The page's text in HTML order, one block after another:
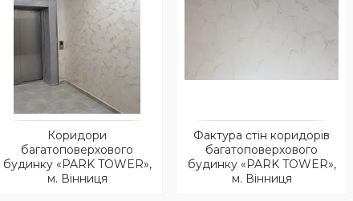
Коридори
багатоповерхового
будинку «PARK TOWER»,
м. Вінниця
Фактура стін коридорів
багатоповерхового
будинку «PARK TOWER»,
м. Вінниця